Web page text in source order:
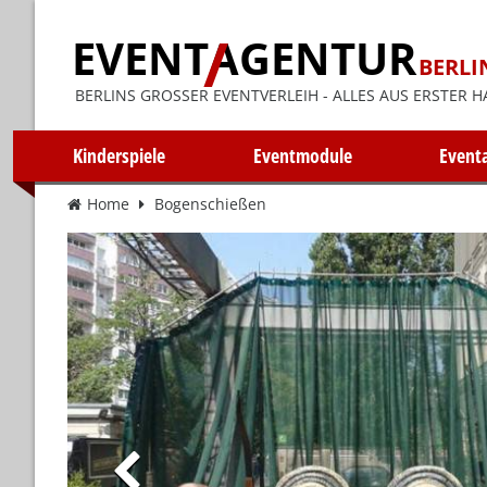
EVENTAGENTUR
BERLINS GROSSER EVENTVERLEIH - ALLES AUS ERSTER
Kinderspiele Eventmodule
Home Bogenschießen